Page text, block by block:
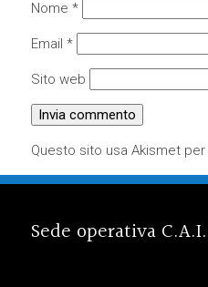
Nome *
Email *
Sito web
Questo sito usa Akismet
Sede operativa